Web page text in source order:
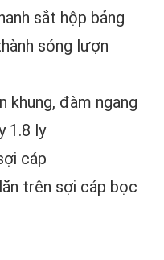
sắt hộp bảng
sóng lượn
đàm ngang
1.8 ly
cáp
sợi cáp bọc